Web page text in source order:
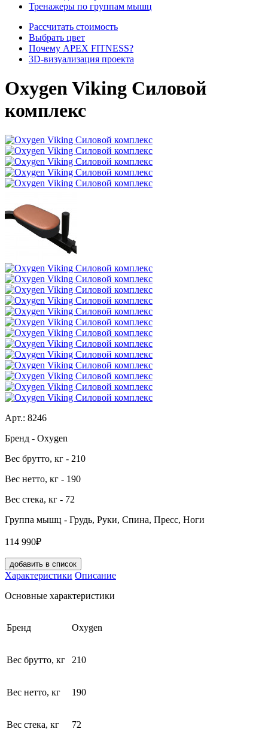
Тренажеры по группам мышц
Рассчитать стоимость
Выбрать цвет
Почему APEX FITNESS?
3D-визуализация проекта
Oxygen Viking Силовой
комплекс
Арт.: 8246
Бренд - Oxygen
Вес брутто, кг - 210
Вес нетто, кг - 190
Вес стека, кг - 72
Группа мышц - Грудь, Руки, Спина, Пресс, Ноги
114 990₽
добавить в список
Характеристики Описание
Основные характеристики
Бренд Oxygen
Вес брутто, кг 210
Вес нетто, кг 190
Вес стека, кг 72